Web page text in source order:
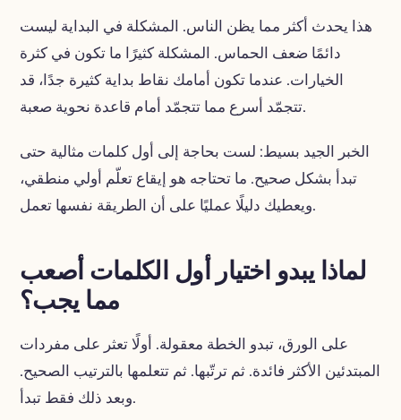
هذا يحدث أكثر مما يظن الناس. المشكلة في البداية ليست
دائمًا ضعف الحماس. المشكلة كثيرًا ما تكون في كثرة
الخيارات. عندما تكون أمامك نقاط بداية كثيرة جدًا، قد
تتجمّد أسرع مما تتجمّد أمام قاعدة نحوية صعبة.
الخبر الجيد بسيط: لست بحاجة إلى أول كلمات مثالية حتى
تبدأ بشكل صحيح. ما تحتاجه هو إيقاع تعلّم أولي منطقي،
ويعطيك دليلًا عمليًا على أن الطريقة نفسها تعمل.
لماذا يبدو اختيار أول الكلمات أصعب
مما يجب؟
على الورق، تبدو الخطة معقولة. أولًا تعثر على مفردات
المبتدئين الأكثر فائدة. ثم ترتّبها. ثم تتعلمها بالترتيب الصحيح.
وبعد ذلك فقط تبدأ.